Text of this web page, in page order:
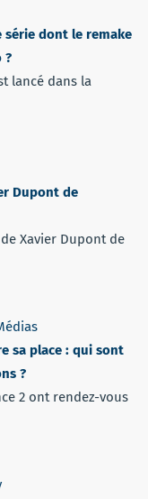
série dont le remake
?
lancé dans la
Dupont de
Xavier Dupont de
sa place : qui sont
?
2 ont rendez-vous